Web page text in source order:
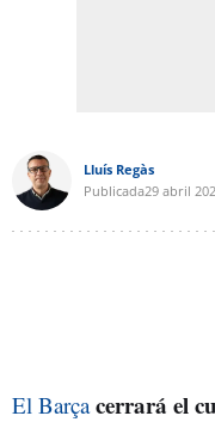
Lluís Regàs
Publicada29 abril
El Barçacerrará el